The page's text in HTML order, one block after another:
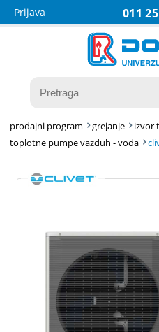
011
Prijava
prodajni program grejanje izvor
toplotne pumpe vazduh - voda